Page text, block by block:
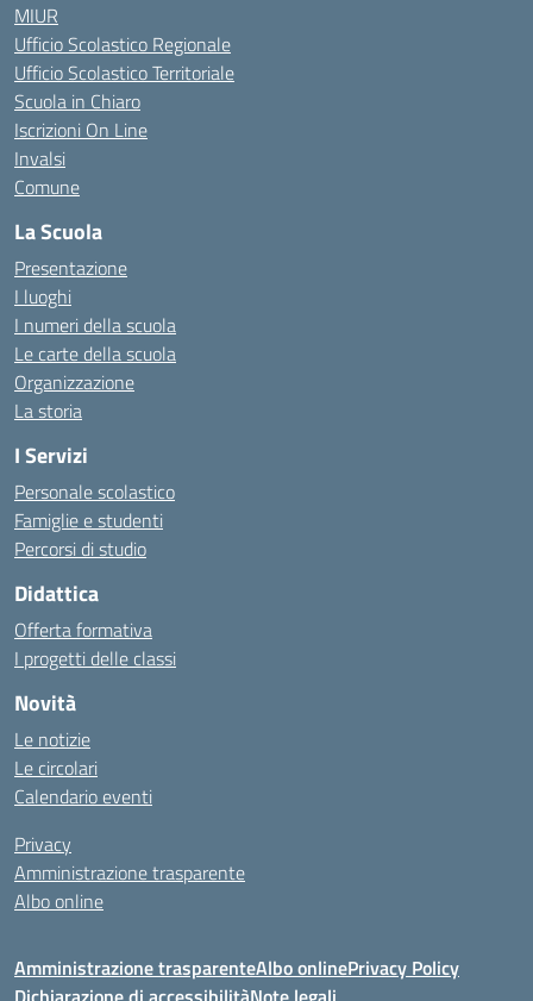
MIUR
Ufficio Scolastico Regionale
Ufficio Scolastico Territoriale
Scuola in Chiaro
Iscrizioni On Line
Invalsi
Comune
La Scuola
Presentazione
I luoghi
I numeri della scuola
Le carte della scuola
Organizzazione
La storia
I Servizi
Personale scolastico
Famiglie e studenti
Percorsi di studio
Didattica
Offerta formativa
I progetti delle classi
Novità
Le notizie
Le circolari
Calendario eventi
Privacy
Amministrazione trasparente
Albo online
Amministrazione trasparenteAlbo onlinePrivacy Policy